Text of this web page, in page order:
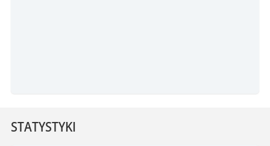
STATYSTYKI